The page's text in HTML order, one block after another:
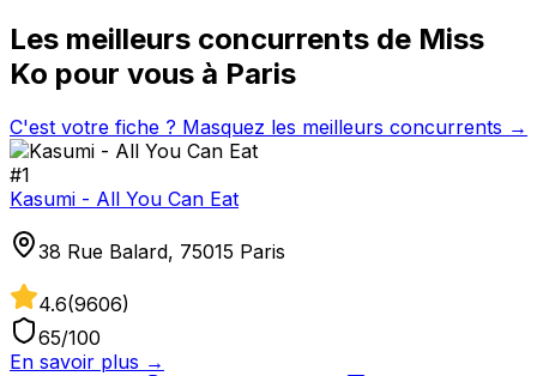
Les meilleurs concurrents de Miss
Ko pour vous à Paris
C'est votre fiche ? Masquez les meilleurs concurrents →
#1
Kasumi - All You Can Eat
38 Rue Balard, 75015 Paris
4.6(9606)
65/100
En savoir plus →